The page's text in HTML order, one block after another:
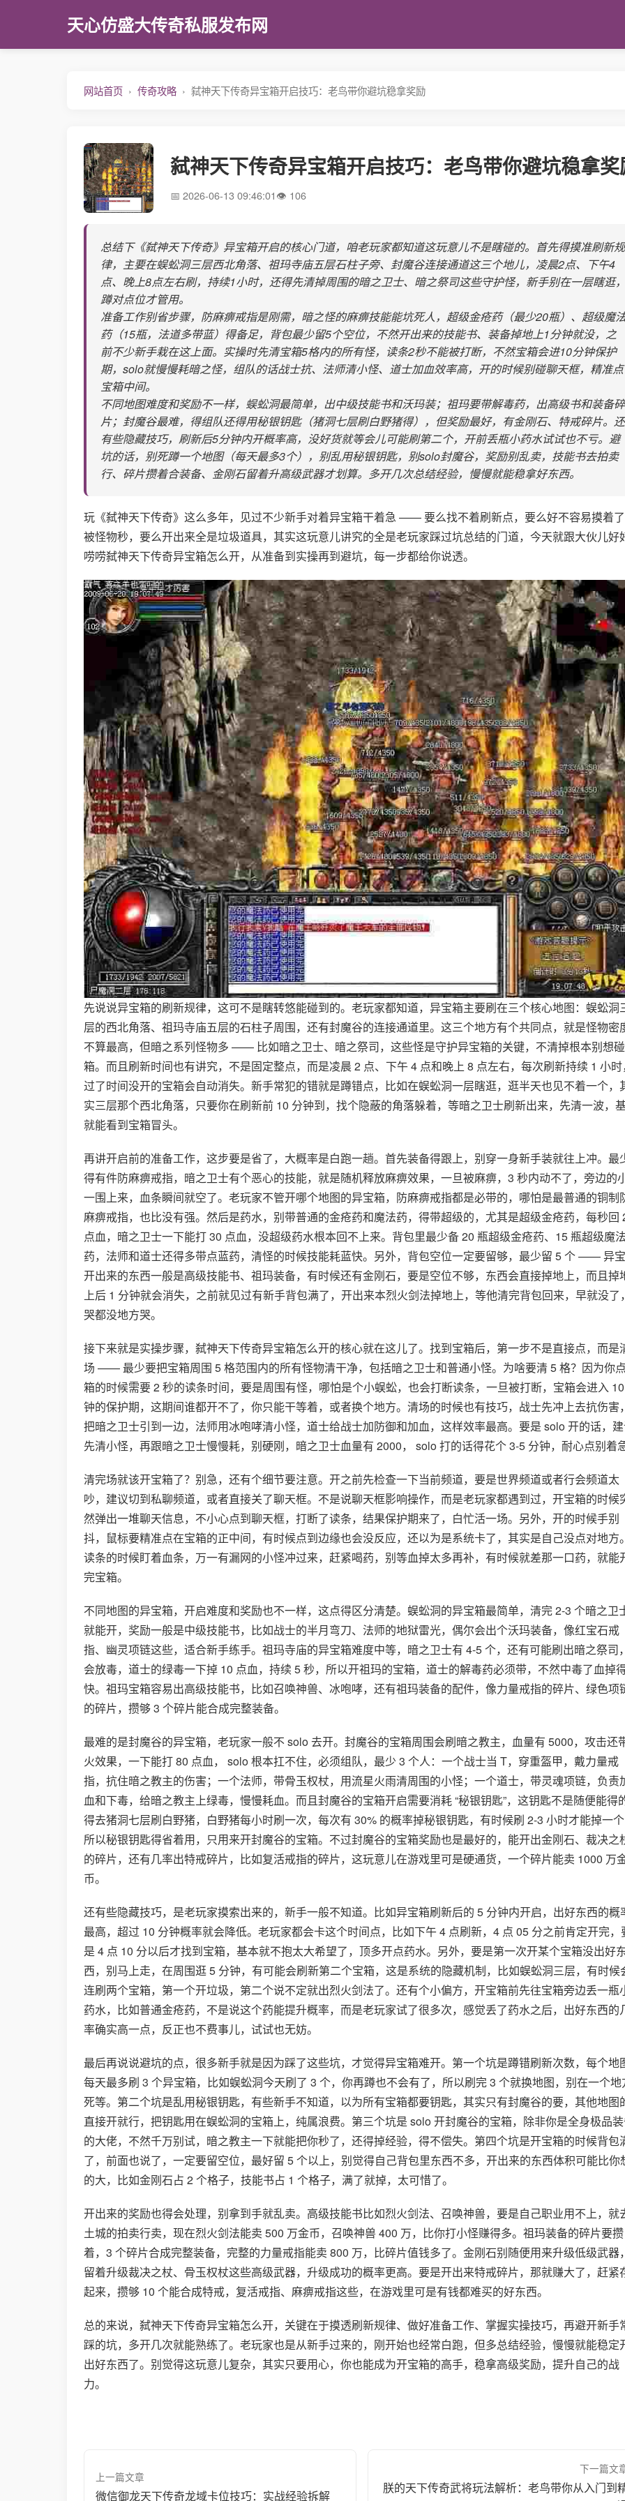
天心仿盛大传奇私服发布网
网站首页 传奇攻略 弑神天下传奇异宝箱开启技巧：老鸟带你避坑稳拿奖励
弑神天下传奇异宝箱开启技巧：老鸟带你避坑稳拿奖
2026-06-13 09:46:01 106
总结下《弑神天下传奇》异宝箱开启的核心门道，咱老玩家都知道这玩意儿不是瞎碰的。首先得摸准刷新规
律，主要在蜈蚣洞三层西北角落、祖玛寺庙五层石柱子旁、封魔谷连接通道这三个地儿，凌晨2点、下午4
点、晚上8点左右刷，持续1小时，还得先清掉周围的暗之卫士、暗之祭司这些守护怪，新手别在一层瞎逛，
蹲对点位才管用。
准备工作别省步骤，防麻痹戒指是刚需，暗之怪的麻痹技能能坑死人，超级金疮药（最少20瓶）、超级魔
药（15瓶，法道多带蓝）得备足，背包最少留5个空位，不然开出来的技能书、装备掉地上1分钟就没，之
前不少新手栽在这上面。实操时先清宝箱5格内的所有怪，读条2秒不能被打断，不然宝箱会进10分钟保护
期，solo就慢慢耗暗之怪，组队的话战士抗、法师清小怪、道士加血效率高，开的时候别碰聊天框，精准点
宝箱中间。
不同地图难度和奖励不一样，蜈蚣洞最简单，出中级技能书和沃玛装；祖玛要带解毒药，出高级书和装备碎
片；封魔谷最难，得组队还得用秘银钥匙（猪洞七层刷白野猪得），但奖励最好，有金刚石、特戒碎片。还
有些隐藏技巧，刷新后5分钟内开概率高，没好货就等会儿可能刷第二个，开前丢瓶小药水试试也不亏。避
坑的话，别死蹲一个地图（每天最多3个），别乱用秘银钥匙，别solo封魔谷，奖励别乱卖，技能书去拍卖
行、碎片攒着合装备、金刚石留着升高级武器才划算。多开几次总结经验，慢慢就能稳拿好东西。
玩《弑神天下传奇》这么多年，见过不少新手对着异宝箱干着急 —— 要么找不着刷新点，要么好不容易摸着
被怪物秒，要么开出来全是垃圾道具，其实这玩意儿讲究的全是老玩家踩过坑总结的门道，今天就跟大伙儿好
唠唠弑神天下传奇异宝箱怎么开，从准备到实操再到避坑，每一步都给你说透。
先说说异宝箱的刷新规律，这可不是瞎转悠能碰到的。老玩家都知道，异宝箱主要刷在三个核心地图：蜈蚣洞
层的西北角落、祖玛寺庙五层的石柱子周围，还有封魔谷的连接通道里。这三个地方有个共同点，就是怪物密
不算最高，但暗之系列怪物多 —— 比如暗之卫士、暗之祭司，这些怪是守护异宝箱的关键，不清掉根本别想
箱。而且刷新时间也有讲究，不是固定整点，而是凌晨 2 点、下午 4 点和晚上 8 点左右，每次刷新持续 1 小时
过了时间没开的宝箱会自动消失。新手常犯的错就是蹲错点，比如在蜈蚣洞一层瞎逛，逛半天也见不着一个，
实三层那个西北角落，只要你在刷新前 10 分钟到，找个隐蔽的角落躲着，等暗之卫士刷新出来，先清一波，
就能看到宝箱冒头。
再讲开启前的准备工作，这步要是省了，大概率是白跑一趟。首先装备得跟上，别穿一身新手装就往上冲。最
得有件防麻痹戒指，暗之卫士有个恶心的技能，就是随机释放麻痹效果，一旦被麻痹，3 秒内动不了，旁边的
一围上来，血条瞬间就空了。老玩家不管开哪个地图的异宝箱，防麻痹戒指都是必带的，哪怕是最普通的铜制
麻痹戒指，也比没有强。然后是药水，别带普通的金疮药和魔法药，得带超级的，尤其是超级金疮药，每秒回
点血，暗之卫士一下能打 30 点血，没超级药水根本回不上来。背包里最少备 20 瓶超级金疮药、15 瓶超级魔法
药，法师和道士还得多带点蓝药，清怪的时候技能耗蓝快。另外，背包空位一定要留够，最少留 5 个 —— 异
开出来的东西一般是高级技能书、祖玛装备，有时候还有金刚石，要是空位不够，东西会直接掉地上，而且掉
上后 1 分钟就会消失，之前就见过有新手背包满了，开出来本烈火剑法掉地上，等他清完背包回来，早就没了，
哭都没地方哭。
接下来就是实操步骤，弑神天下传奇异宝箱怎么开的核心就在这儿了。找到宝箱后，第一步不是直接点，而是
场 —— 最少要把宝箱周围 5 格范围内的所有怪物清干净，包括暗之卫士和普通小怪。为啥要清 5 格？因为你
箱的时候需要 2 秒的读条时间，要是周围有怪，哪怕是个小蜈蚣，也会打断读条，一旦被打断，宝箱会进入
钟的保护期，这期间谁都开不了，你只能干等着，或者换个地方。清场的时候也有技巧，战士先冲上去抗伤害，
把暗之卫士引到一边，法师用冰咆哮清小怪，道士给战士加防御和加血，这样效率最高。要是 solo 开的话，
先清小怪，再跟暗之卫士慢慢耗，别硬刚，暗之卫士血量有 2000， solo 打的话得花个 3-5 分钟，耐心点别着急
清完场就该开宝箱了？别急，还有个细节要注意。开之前先检查一下当前频道，要是世界频道或者行会频道太
吵，建议切到私聊频道，或者直接关了聊天框。不是说聊天框影响操作，而是老玩家都遇到过，开宝箱的时候
然弹出一堆聊天信息，不小心点到聊天框，打断了读条，结果保护期来了，白忙活一场。另外，开的时候手别
抖，鼠标要精准点在宝箱的正中间，有时候点到边缘也会没反应，还以为是系统卡了，其实是自己没点对地方。
读条的时候盯着血条，万一有漏网的小怪冲过来，赶紧喝药，别等血掉太多再补，有时候就差那一口药，就能
完宝箱。
不同地图的异宝箱，开启难度和奖励也不一样，这点得区分清楚。蜈蚣洞的异宝箱最简单，清完 2-3 个暗之卫
就能开，奖励一般是中级技能书，比如战士的半月弯刀、法师的地狱雷光，偶尔会出个沃玛装备，像红宝石戒
指、幽灵项链这些，适合新手练手。祖玛寺庙的异宝箱难度中等，暗之卫士有 4-5 个，还有可能刷出暗之祭司，
会放毒，道士的绿毒一下掉 10 点血，持续 5 秒，所以开祖玛的宝箱，道士的解毒药必须带，不然中毒了血掉
快。祖玛宝箱容易出高级技能书，比如召唤神兽、冰咆哮，还有祖玛装备的配件，像力量戒指的碎片、绿色项
的碎片，攒够 3 个碎片能合成完整装备。
最难的是封魔谷的异宝箱，老玩家一般不 solo 去开。封魔谷的宝箱周围会刷暗之教主，血量有 5000，攻击还
火效果，一下能打 80 点血， solo 根本扛不住，必须组队，最少 3 个人：一个战士当 T，穿重盔甲，戴力量戒
指，抗住暗之教主的伤害；一个法师，带骨玉权杖，用流星火雨清周围的小怪；一个道士，带灵魂项链，负责
血和下毒，给暗之教主上绿毒，慢慢耗血。而且封魔谷的宝箱开启需要消耗 “秘银钥匙”，这钥匙不是随便能得
得去猪洞七层刷白野猪，白野猪每小时刷一次，每次有 30% 的概率掉秘银钥匙，有时候刷 2-3 小时才能掉一个
所以秘银钥匙得省着用，只用来开封魔谷的宝箱。不过封魔谷的宝箱奖励也是最好的，能开出金刚石、裁决之
的碎片，还有几率出特戒碎片，比如复活戒指的碎片，这玩意儿在游戏里可是硬通货，一个碎片能卖 1000 万
币。
还有些隐藏技巧，是老玩家摸索出来的，新手一般不知道。比如异宝箱刷新后的 5 分钟内开启，出好东西的概
最高，超过 10 分钟概率就会降低。老玩家都会卡这个时间点，比如下午 4 点刷新，4 点 05 分之前肯定开完，
是 4 点 10 分以后才找到宝箱，基本就不抱太大希望了，顶多开点药水。另外，要是第一次开某个宝箱没出好
西，别马上走，在周围逛 5 分钟，有可能会刷新第二个宝箱，这是系统的隐藏机制，比如蜈蚣洞三层，有时候
连刷两个宝箱，第一个开垃圾，第二个说不定就出烈火剑法了。还有个小偏方，开宝箱前先往宝箱旁边丢一瓶
药水，比如普通金疮药，不是说这个药能提升概率，而是老玩家试了很多次，感觉丢了药水之后，出好东西的
率确实高一点，反正也不费事儿，试试也无妨。
最后再说说避坑的点，很多新手就是因为踩了这些坑，才觉得异宝箱难开。第一个坑是蹲错刷新次数，每个地
每天最多刷 3 个异宝箱，比如蜈蚣洞今天刷了 3 个，你再蹲也不会有了，所以刷完 3 个就换地图，别在一个地
死等。第二个坑是乱用秘银钥匙，有些新手不知道，以为所有宝箱都要钥匙，其实只有封魔谷的要，其他地图
直接开就行，把钥匙用在蜈蚣洞的宝箱上，纯属浪费。第三个坑是 solo 开封魔谷的宝箱，除非你是全身极品
的大佬，不然千万别试，暗之教主一下就能把你秒了，还得掉经验，得不偿失。第四个坑是开宝箱的时候背包
了，前面也说了，一定要留空位，最好留 5 个以上，别觉得自己背包里东西不多，开出来的东西体积可能比你
的大，比如金刚石占 2 个格子，技能书占 1 个格子，满了就掉，太可惜了。
开出来的奖励也得会处理，别拿到手就乱卖。高级技能书比如烈火剑法、召唤神兽，要是自己职业用不上，就
土城的拍卖行卖，现在烈火剑法能卖 500 万金币，召唤神兽 400 万，比你打小怪赚得多。祖玛装备的碎片要攒
着，3 个碎片合成完整装备，完整的力量戒指能卖 800 万，比碎片值钱多了。金刚石别随便用来升级低级武器，
留着升级裁决之杖、骨玉权杖这些高级武器，升级成功的概率更高。要是开出来特戒碎片，那就赚大了，赶紧
起来，攒够 10 个能合成特戒，复活戒指、麻痹戒指这些，在游戏里可是有钱都难买的好东西。
总的来说，弑神天下传奇异宝箱怎么开，关键在于摸透刷新规律、做好准备工作、掌握实操技巧，再避开新手
踩的坑，多开几次就能熟练了。老玩家也是从新手过来的，刚开始也经常白跑，但多总结经验，慢慢就能稳定
出好东西了。别觉得这玩意儿复杂，其实只要用心，你也能成为开宝箱的高手，稳拿高级奖励，提升自己的战
力。
上一篇文章
微信御龙天下传奇龙域卡位技巧：实战经验拆解
下一篇文
朕的天下传奇武将玩法解析：老鸟带你从入门到